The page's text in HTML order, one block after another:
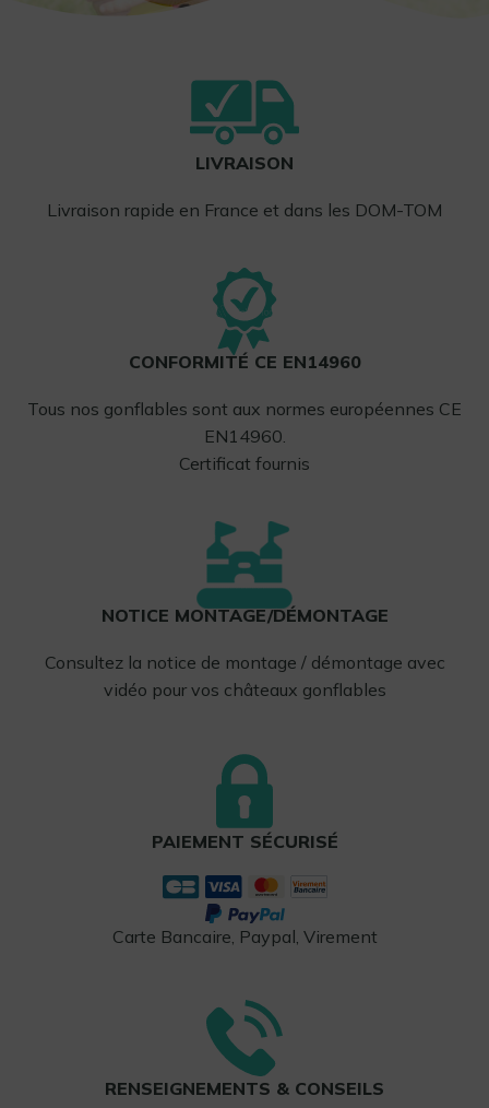
LIVRAISON
Livraison rapide en France et dans les DOM-TOM
CONFORMITÉ CE EN14960
Tous nos gonflables sont aux normes européennes CE
EN14960.
Certificat fournis
NOTICE MONTAGE/DÉMONTAGE
Consultez la notice de montage / démontage avec
vidéo pour vos châteaux gonflables
PAIEMENT SÉCURISÉ
Carte Bancaire, Paypal, Virement
RENSEIGNEMENTS & CONSEILS